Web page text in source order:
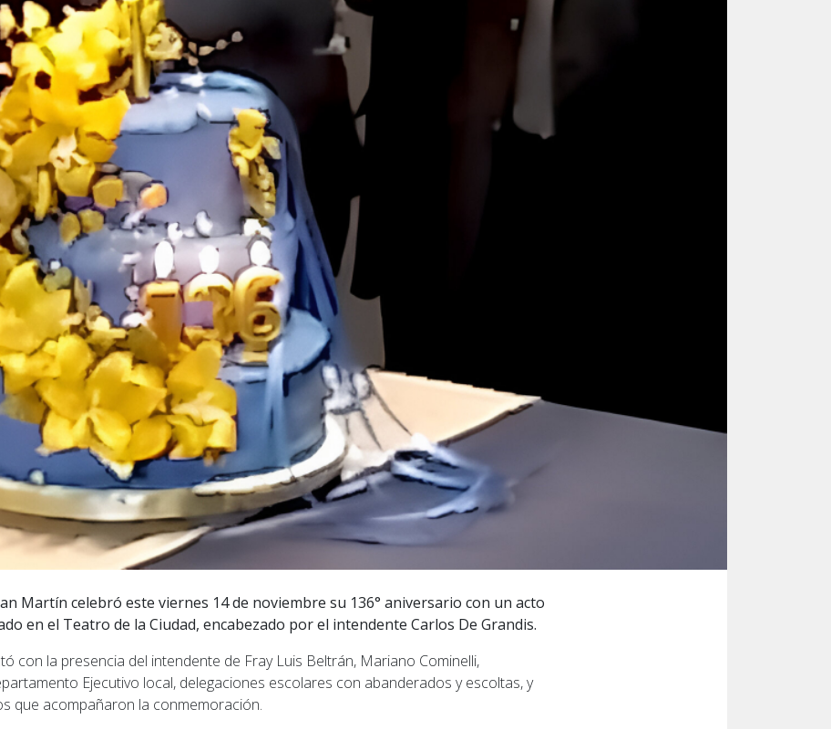
Martín celebró este viernes 14 de noviembre su 136° aniversario con un acto
en el Teatro de la Ciudad, encabezado por el intendente Carlos De Grandis.
con la presencia del intendente de Fray Luis Beltrán, Mariano Cominelli,
Ejecutivo local, delegaciones escolares con abanderados y escoltas, y
que acompañaron la conmemoración.